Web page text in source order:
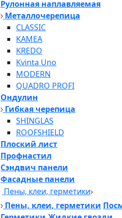
Рулонная наплавляемая
Металлочерепица
CLASSIC
KAMEA
KREDO
Kvinta Uno
MODERN
QUADRO PROFI
Ондулин
Гибкая черепица
SHINGLAS
ROOFSHIELD
Плоский лист
Профнастил
Сэндвич панели
Фасадные панели
Пены, клеи, герметики
Пены, клеи, герметики